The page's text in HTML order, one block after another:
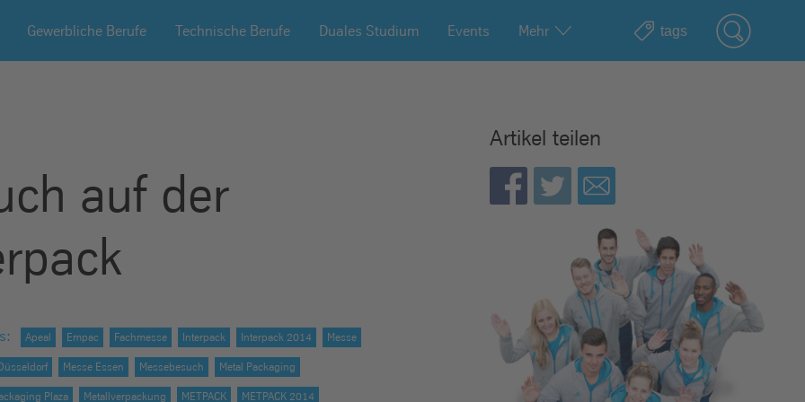
Gewerbliche Berufe Technische Berufe Duales Studium Events Mehr
auf der
: Apeal Empac Fachmesse Interpack Interpack 2014 Messe
Messe Essen Messebesuch Metal Packaging
Plaza Metallverpackung METPACK METPACK 2014
Artikel teilen